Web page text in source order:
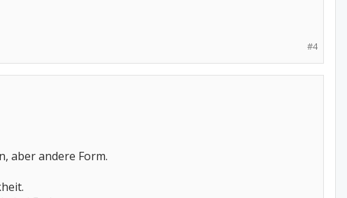
#4
aber andere Form.